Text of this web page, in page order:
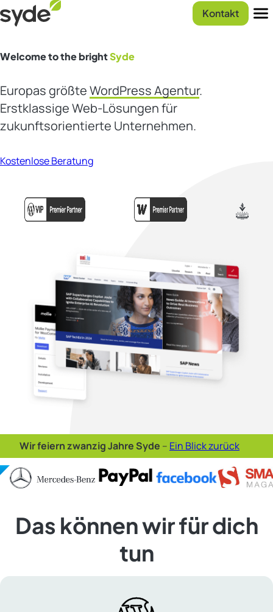
Zum
Inhalt
Syde
Kontakt
Welcome to the brightSyde
Europas größteWordPress Agentur.
Erstklassige Web-Lösungen für
zukunftsorientierte Unternehmen.
Kostenlose Beratung
Wir feiern zwanzig Jahre Syde – Ein Blick zurück
Das können wir für dich
tun